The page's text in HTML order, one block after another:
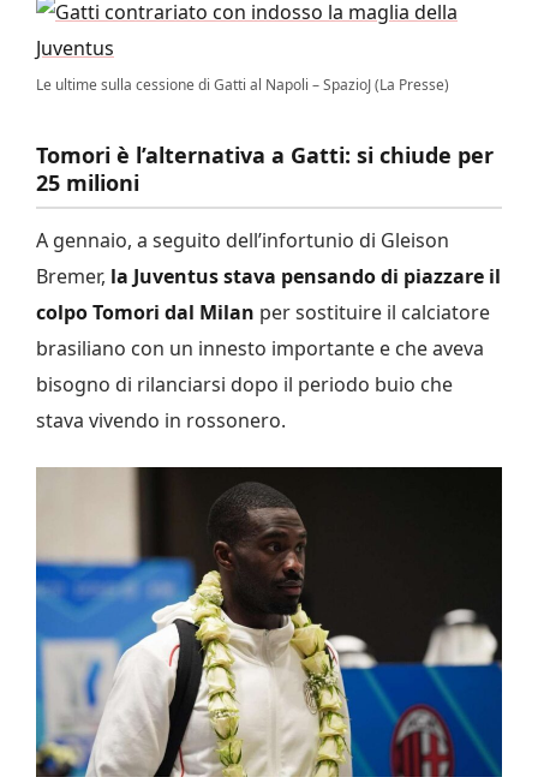
Le ultime sulla cessione di Gatti al Napoli – SpazioJ (La Presse)
Tomori è l’alternativa a Gatti: si chiude per
25 milioni
A gennaio, a seguito dell’infortunio di Gleison
Bremer, la Juventus stava pensando di piazzare il
colpo Tomori dal Milan per sostituire il calciatore
brasiliano con un innesto importante e che aveva
bisogno di rilanciarsi dopo il periodo buio che
stava vivendo in rossonero.